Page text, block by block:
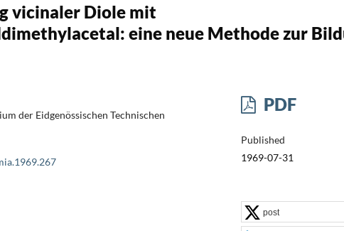
vicinaler Diole mit
eine neue Methode zur
der Eidgenössischen Technischen
PDF
Published
1969-07-31
post